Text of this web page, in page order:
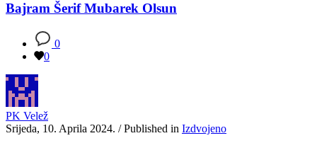
Bajram Šerif Mubarek Olsun
0
0
PK Velež
Srijeda, 10. Aprila 2024. / Published in Izdvojeno